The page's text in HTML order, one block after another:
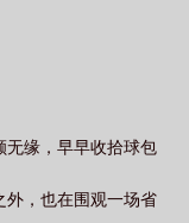
称之为国乒黑暗十
耀赛场。有记者采
满贯1/3进度的天降
偶像，我想问一
像，因为我会超越他
无缘，早早收拾球包
外，也在围观一场省